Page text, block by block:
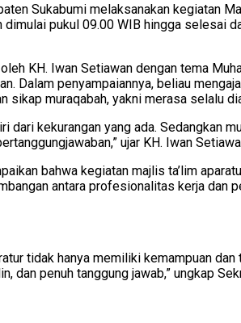
Sukabumi melaksanakan kegiatan
pukul 09.00 WIB hingga selesai
KH. Iwan Setiawan dengan tema
Dalam penyampaiannya, beliau
sikap muraqabah, yakni merasa selalu
dari kekurangan yang ada. Sedangkan
ujar KH. Iwan
bahwa kegiatan majlis ta’lim
antara profesionalitas kerja
tidak hanya memiliki kemampuan
dan penuh tanggung jawab,” ungkap